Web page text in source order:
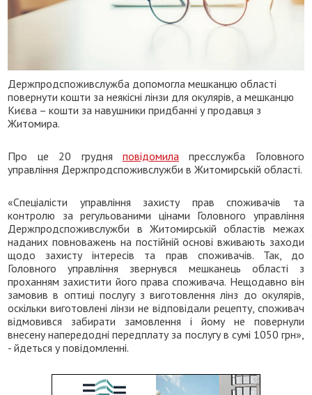
Держпродспоживслужба допомогла мешканцю області
повернути кошти за неякісні лінзи для окулярів, а мешканцю
Києва – кошти за навушники придбанні у продавця з
Житомира.
Про це 20 грудня повідомила пресслужба Головного
управління Держпродспоживслужби в Житомирській області.
«Спеціалісти управління захисту прав споживачів та
контролю за регульованими цінами Головного управління
Держпродспоживслужби в Житомирській областів межах
наданих повноважень на постійній основі вживають заходи
щодо захисту інтересів та прав споживачів. Так, до
Головного управління звернувся мешканець області з
проханням захистити його права споживача. Нещодавно він
замовив в оптиці послугу з виготовлення лінз до окулярів,
оскільки виготовлені лінзи не відповідали рецепту, споживач
відмовився забирати замовлення і йому не повернули
внесену напередодні передплату за послугу в сумі 1050 грн»,
- йдеться у повідомленні.